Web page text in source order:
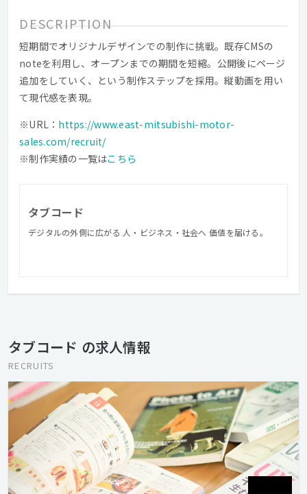
DESCRIPTION
短期間でオリジナルデザインでの制作に挑戦。既存CMSの
noteを利用し、オープンまでの期間を短縮。公開後にページ
追加をしていく、という制作ステップを採用。縦動画を用い
て現代感を表現。
※URL： https://www.east-mitsubishi-motor-
sales.com/recruit/
※制作実績の一覧はこちら
タブコード
デジタルの外側に広がる 人・ビジネス・社会へ 価値を届ける。
タブコード の求人情報
RECRUITS